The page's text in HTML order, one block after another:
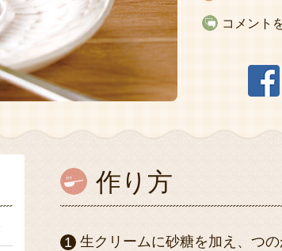
コメント
作り方
生クリームに砂糖を加え、つ